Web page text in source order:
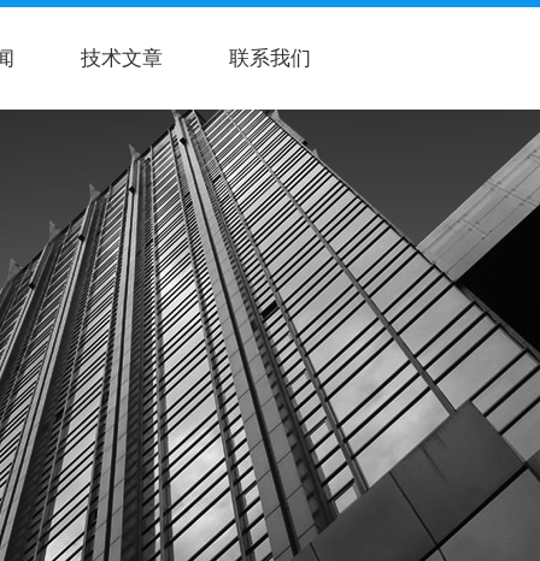
技术文章 联系我们